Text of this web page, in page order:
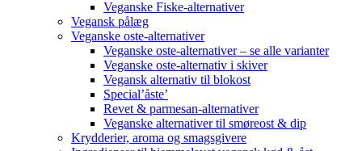
Veganske Fiske-alternativer
Vegansk pålæg
Veganske oste-alternativer
Veganske oste-alternativer – se alle varianter
Veganske oste-alternativ i skiver
Vegansk alternativ til blokost
Special’åste’
Revet & parmesan-alternativer
Veganske alternativer til smøreost & dip
Krydderier, aroma og smagsgivere